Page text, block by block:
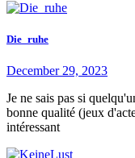
Die_ruhe
December 29, 2023
Je ne sais pas si
bonne qualité (jeux
intéressant